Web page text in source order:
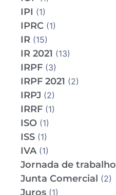
IPI (1)
IPRC (1)
IR (15)
IR 2021 (13)
IRPF (3)
IRPF 2021 (2)
IRPJ (2)
IRRF (1)
ISO (1)
ISS (1)
IVA(1)
Jornada de trabalho
Junta Comercial (2)
Juros (1)